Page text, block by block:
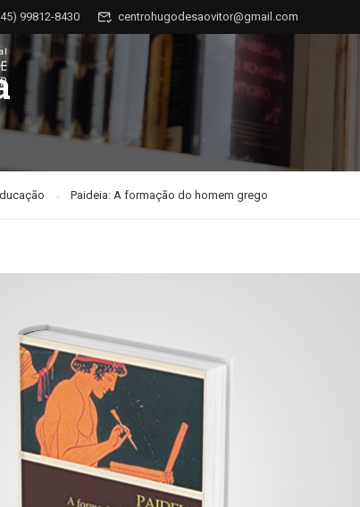
99812-8430 centrohugodesaovitor@gmail.com
Paideia: A formação do homem grego